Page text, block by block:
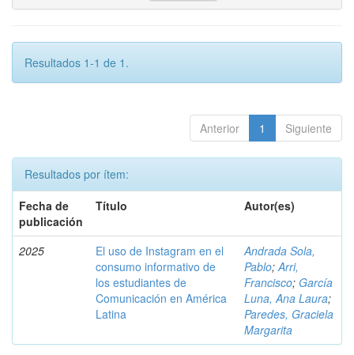
Resultados 1-1 de 1.
Anterior 1 Siguiente
Resultados por ítem:
Fecha de
publicación
Título Autor(es)
2025
El uso de Instagram en el
consumo informativo de
los estudiantes de
Comunicación en América
Latina
Andrada Sola,
Pablo;Arri,
Francisco; García
Luna, Ana Laura;
Paredes, Graciela
Margarita